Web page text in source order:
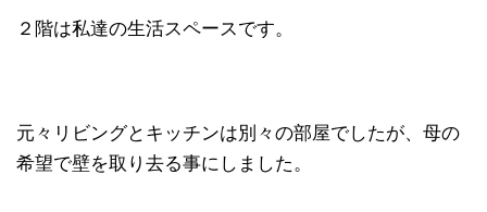
２階は私達の生活スペースです。
元々リビングとキッチンは別々の部屋でしたが、母の
希望で壁を取り去る事にしました。